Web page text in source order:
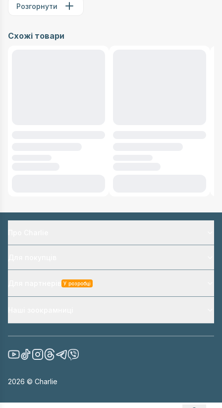
Розгорнути
Схожі товари
У розробці
2026 © Charlie